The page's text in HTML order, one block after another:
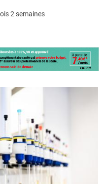
2 semaines